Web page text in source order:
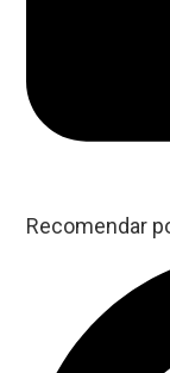
Recomendar